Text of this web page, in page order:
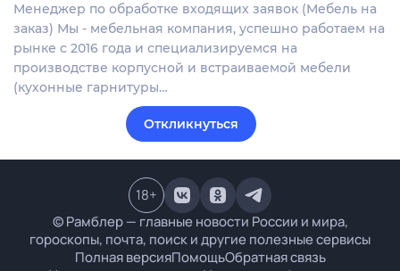
Менеджер по обработке входящих заявок (Мебель на
заказ) Мы - мебельная компания, успешно работаем на
рынке с 2016 года и специализируемся на
производстве корпусной и встраиваемой мебели
(кухонные гарнитуры…
Откликнуться
© Рамблер — главные новости России и мира,
гороскопы, почта, поиск и другие полезные сервисы
Полная версияПомощьОбратная связь
18+